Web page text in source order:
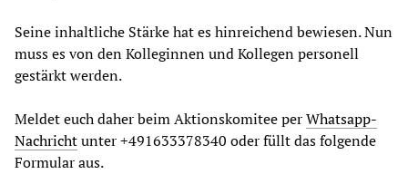
Seine inhaltliche Stärke hat es hinreichend bewiesen. Nun
muss es von den Kolleginnen und Kollegen personell
gestärkt werden.
Meldet euch daher beim Aktionskomitee perWhatsapp-
Nachrichtunter +491633378340 oder füllt das folgende
Formular aus.